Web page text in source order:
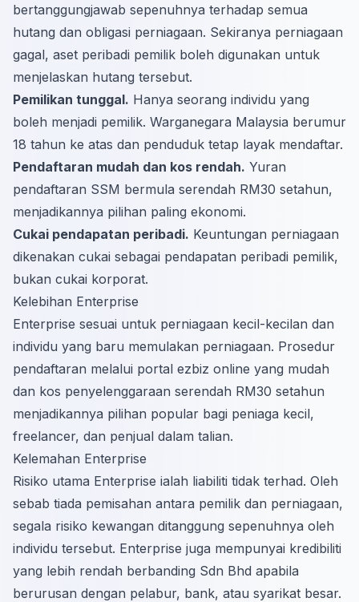
bertanggungjawab sepenuhnya terhadap semua
hutang dan obligasi perniagaan. Sekiranya perniagaan
gagal, aset peribadi pemilik boleh digunakan untuk
menjelaskan hutang tersebut.
Pemilikan tunggal. Hanya seorang individu yang
boleh menjadi pemilik. Warganegara Malaysia berumur
18 tahun ke atas dan penduduk tetap layak mendaftar.
Pendaftaran mudah dan kos rendah. Yuran
pendaftaran SSM bermula serendah RM30 setahun,
menjadikannya pilihan paling ekonomi.
Cukai pendapatan peribadi. Keuntungan perniagaan
dikenakan cukai sebagai pendapatan peribadi pemilik,
bukan cukai korporat.
Kelebihan Enterprise
Enterprise sesuai untuk perniagaan kecil-kecilan dan
individu yang baru memulakan perniagaan. Prosedur
pendaftaran melalui portal ezbiz online yang mudah
dan kos penyelenggaraan serendah RM30 setahun
menjadikannya pilihan popular bagi peniaga kecil,
freelancer, dan penjual dalam talian.
Kelemahan Enterprise
Risiko utama Enterprise ialah liabiliti tidak terhad. Oleh
sebab tiada pemisahan antara pemilik dan perniagaan,
segala risiko kewangan ditanggung sepenuhnya oleh
individu tersebut. Enterprise juga mempunyai kredibiliti
yang lebih rendah berbanding Sdn Bhd apabila
berurusan dengan pelabur, bank, atau syarikat besar.